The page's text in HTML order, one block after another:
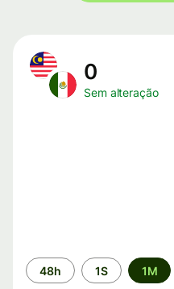
0
Sem alteração
Período
de
48h 1S 1M